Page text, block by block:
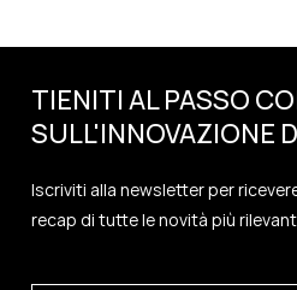
TIENITI AL PASSO
SULL'INNOVAZIONE
Iscriviti alla newsletter per
recap di tutte le novità più